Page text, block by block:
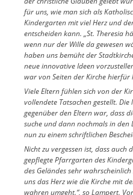
für uns, wie man sich als
Kindergarten mit viel Herz und
entscheiden kann. „St. Theresia
wenn nur der Wille da gewesen
haben uns bemüht der
neue innovative Ideen
war von Seiten der Kirche
Viele Eltern fühlen sich von der
vollendete Tatsachen gestellt. Die
gegenüber den Eltern war, dass
suche und dann nochmals in den
nun zu einem schriftlichen
Nicht zu vergessen ist, dass
gepflegte Pfarrgarten des
des Geländes sehr
uns das Herz wie die Kirche mit
wahren umgeht.“, so Lampert.